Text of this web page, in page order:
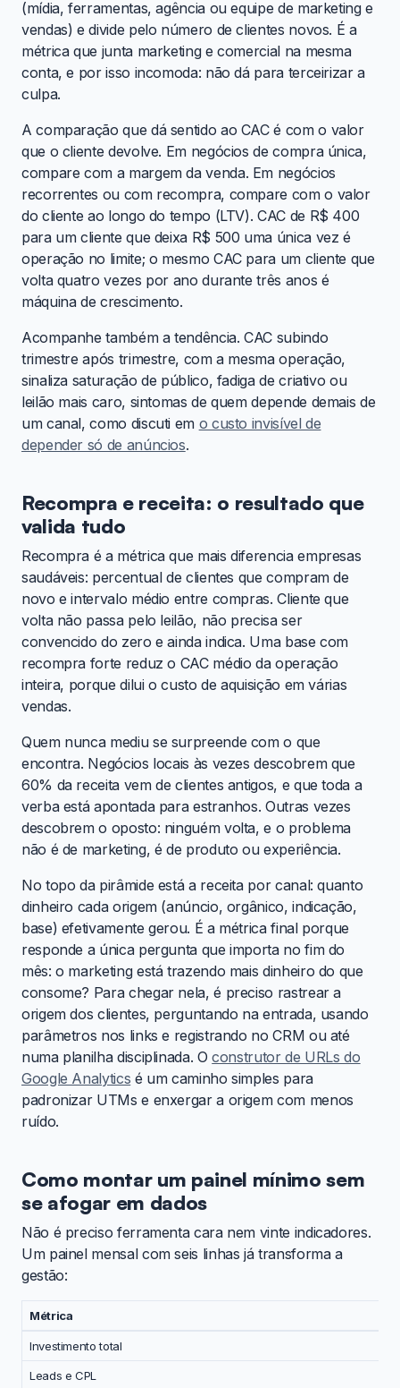
(mídia, ferramentas, agência ou equipe de marketing e
vendas) e divide pelo número de clientes novos. É a
métrica que junta marketing e comercial na mesma
conta, e por isso incomoda: não dá para terceirizar a
culpa.
A comparação que dá sentido ao CAC é com o valor
que o cliente devolve. Em negócios de compra única,
compare com a margem da venda. Em negócios
recorrentes ou com recompra, compare com o valor
do cliente ao longo do tempo (LTV). CAC de R$ 400
para um cliente que deixa R$ 500 uma única vez é
operação no limite; o mesmo CAC para um cliente que
volta quatro vezes por ano durante três anos é
máquina de crescimento.
Acompanhe também a tendência. CAC subindo
trimestre após trimestre, com a mesma operação,
sinaliza saturação de público, fadiga de criativo ou
leilão mais caro, sintomas de quem depende demais de
um canal, como discuti em o custo invisível de
depender só de anúncios.
Recompra e receita: o resultado que
valida tudo
Recompra é a métrica que mais diferencia empresas
saudáveis: percentual de clientes que compram de
novo e intervalo médio entre compras. Cliente que
volta não passa pelo leilão, não precisa ser
convencido do zero e ainda indica. Uma base com
recompra forte reduz o CAC médio da operação
inteira, porque dilui o custo de aquisição em várias
vendas.
Quem nunca mediu se surpreende com o que
encontra. Negócios locais às vezes descobrem que
60% da receita vem de clientes antigos, e que toda a
verba está apontada para estranhos. Outras vezes
descobrem o oposto: ninguém volta, e o problema
não é de marketing, é de produto ou experiência.
No topo da pirâmide está a receita por canal: quanto
dinheiro cada origem (anúncio, orgânico, indicação,
base) efetivamente gerou. É a métrica final porque
responde a única pergunta que importa no fim do
mês: o marketing está trazendo mais dinheiro do que
consome? Para chegar nela, é preciso rastrear a
origem dos clientes, perguntando na entrada, usando
parâmetros nos links e registrando no CRM ou até
numa planilha disciplinada. Oconstrutor de URLs do
Google Analytics é um caminho simples para
padronizar UTMs e enxergar a origem com menos
ruído.
Como montar um painel mínimo sem
se afogar em dados
Não é preciso ferramenta cara nem vinte indicadores.
Um painel mensal com seis linhas já transforma a
gestão:
Métrica
Investimento total
Leads e CPL